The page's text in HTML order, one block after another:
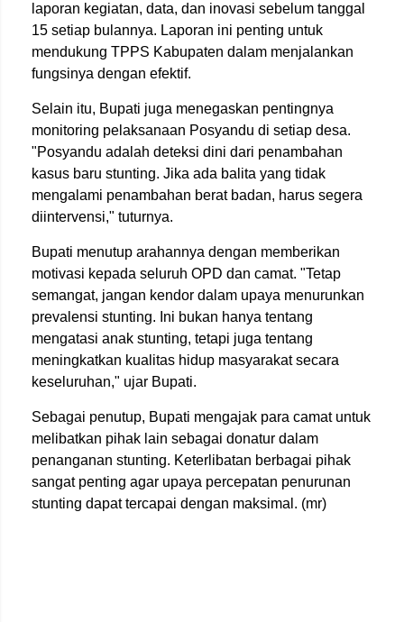
laporan kegiatan, data, dan inovasi sebelum tanggal
15 setiap bulannya. Laporan ini penting untuk
mendukung TPPS Kabupaten dalam menjalankan
fungsinya dengan efektif.
Selain itu, Bupati juga menegaskan pentingnya
monitoring pelaksanaan Posyandu di setiap desa.
"Posyandu adalah deteksi dini dari penambahan
kasus baru stunting. Jika ada balita yang tidak
mengalami penambahan berat badan, harus segera
diintervensi," tuturnya.
Bupati menutup arahannya dengan memberikan
motivasi kepada seluruh OPD dan camat. "Tetap
semangat, jangan kendor dalam upaya menurunkan
prevalensi stunting. Ini bukan hanya tentang
mengatasi anak stunting, tetapi juga tentang
meningkatkan kualitas hidup masyarakat secara
keseluruhan," ujar Bupati.
Sebagai penutup, Bupati mengajak para camat untuk
melibatkan pihak lain sebagai donatur dalam
penanganan stunting. Keterlibatan berbagai pihak
sangat penting agar upaya percepatan penurunan
stunting dapat tercapai dengan maksimal. (mr)